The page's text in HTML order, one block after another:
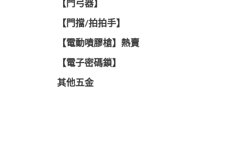
【門弓器】
【門擋/拍拍手】
【電動噴膠槍】熱賣
【電子密碼鎖】
其他五金